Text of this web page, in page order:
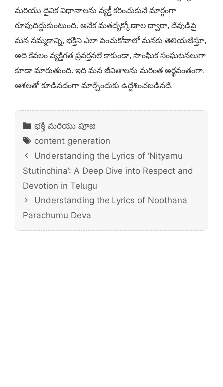
మరియు దైవిక విధానాలను వ్యక్తీ కరించుకునే మార్గంగా
రూపుదిద్దుకుంటుంది. అనేక మతదృక్కోణాల ద్వారా, దేవుడిపై
మన నమ్మకాన్ని, భక్తిని ఎలా పెంచుకోవాలో మనకు తెలియజేస్తూ,
అది కేవలం వ్యక్తిగత ప్రవర్తనలే కాకుండా, సాంఘిక సంఘటనలుగా
కూడా మారుతుంది. ఇది మన జీవితాలను మరింత అర్థవంతంగా,
ఆశలతో కూడినదంగా మార్చేందుకు ఉద్దేశించబడినదే.
Categories
భక్తి మరియు పూజ
Tags
content generation
Understanding the Lyrics of ‘Nityamu
Stutinchina’: A Deep Dive into Respect and
Devotion in Telugu
Understanding the Lyrics of Noothana
Parachumu Deva